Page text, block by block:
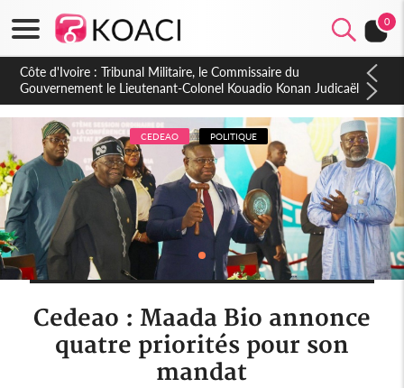
0
Burkina Faso : hausse de 75 FCFA du prix du litre du diesel à
la pompe
CEDEAO POLITIQUE
Cedeao : Maada Bio annonce
quatre priorités pour son
mandat